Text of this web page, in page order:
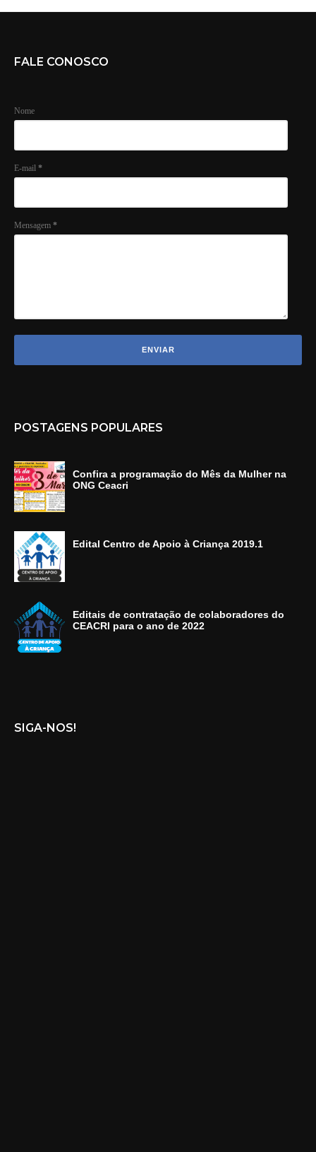
FALE CONOSCO
Nome
E-mail *
Mensagem *
POSTAGENS POPULARES
Confira a programação do Mês da Mulher na
ONG Ceacri
Edital Centro de Apoio à Criança 2019.1
Editais de contratação de colaboradores do
CEACRI para o ano de 2022
SIGA-NOS!